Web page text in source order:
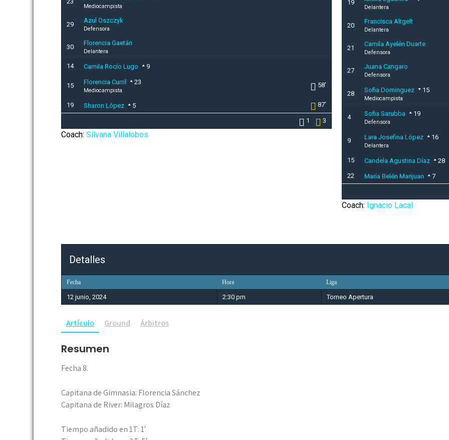
Mediocampista
29
Azul Oszczyk
Defensora
30
Florencia Gaetán
Delantera
14 Camila Rocío Lugo 9
15 Florencia Curril 23
Mediocampista
58'
19 Sharon López 5 87'
1 3
Coach: Silvana Villalobos
19
Delantera
20
Francisca Altgelt
Delantera
21
Camila Ayelén Duarte
Defensora
27
Juana Cangaro
Defensora
28 Sofia Dominguez 15
Mediocampista
4 Sofia Sarubba 19
Defensora
9 Lara Josefina López 16
Delantera
15 Candela Agustina Díaz
28
22
María Belén Marijuan
7
Coach: Ignacio Lacal
Detalles
Fecha Hora Liga
12 junio, 2024 2:30 pm Torneo Apertura
Artículo Ground Árbitros
Resumen
Fecha 8.
Capitana de Gimnasia: Florencia Sánchez
Capitana de River: Milagros Díaz
Tiempo añadido en 1T: 1′